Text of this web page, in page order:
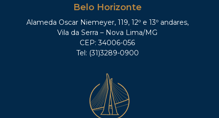
Belo Horizonte
Alameda Oscar Niemeyer, 119, 12º e 13º andares,
Vila da Serra – Nova Lima/MG
CEP: 34006-056
Tel: (31)3289-0900